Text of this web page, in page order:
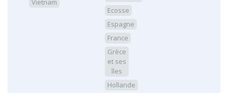
Ecosse
Espagne
France
Grèce
et ses
îles
Hollande